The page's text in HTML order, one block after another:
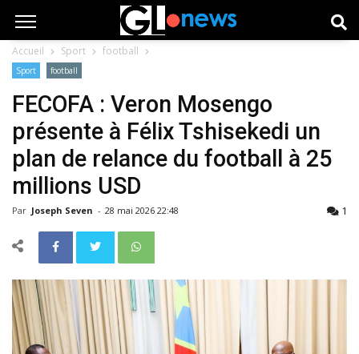
Accueil Sport football
Sport football
FECOFA : Veron Mosengo
présente à Félix Tshisekedi un
plan de relance du football à 25
millions USD
Par Joseph Seven - 28 mai 2026 22:48 1